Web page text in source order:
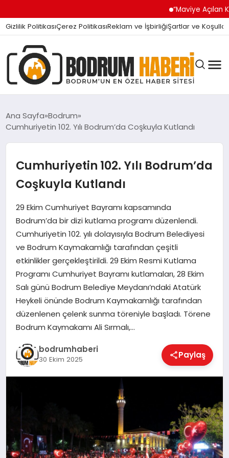
“Maviye Açılan Kapı”
Gizlilik PolitikasıÇerez PolitikasıReklam ve İşbirliğiŞartlar ve Koşullar
BODRUM BODRUM
SIYASET
MAGAZIN
KÖŞE YAZILARI
YAŞAM
SPOR
MUĞLA
Ana Sayfa Bodrum
Cumhuriyetin 102. Yılı Bodrum’da Coşkuyla Kutlandı
Cumhuriyetin 102. Yılı Bodrum’da
Coşkuyla Kutlandı
29 Ekim Cumhuriyet Bayramı kapsamında
Bodrum’da bir dizi kutlama programı düzenlendi.
Cumhuriyetin 102. yılı dolayısıyla Bodrum Belediyesi
ve Bodrum Kaymakamlığı tarafından çeşitli
etkinlikler gerçekleştirildi. 29 Ekim Resmi Kutlama
Programı Cumhuriyet Bayramı kutlamaları, 28 Ekim
Salı günü Bodrum Belediye Meydanı’ndaki Atatürk
Heykeli önünde Bodrum Kaymakamlığı tarafından
düzenlenen çelenk sunma töreniyle başladı. Törene
Bodrum Kaymakamı Ali Sırmalı,…
bodrumhaberi
30 Ekim 2025 Paylaş